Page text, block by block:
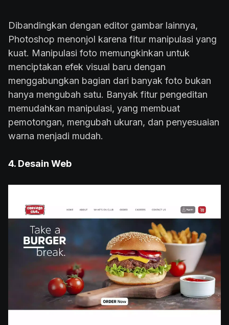
Dibandingkan dengan editor gambar lainnya,
Photoshop menonjol karena fitur manipulasi yang
kuat. Manipulasi foto memungkinkan untuk
menciptakan efek visual baru dengan
menggabungkan bagian dari banyak foto bukan
hanya mengubah satu. Banyak fitur pengeditan
memudahkan manipulasi, yang membuat
pemotongan, mengubah ukuran, dan penyesuaian
warna menjadi mudah.
4. Desain Web